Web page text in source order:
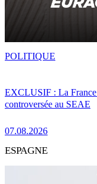
EXCLUSIF : La France
controversée au SEAE
07.08.2026
POLITIQUE
ESPAGNE